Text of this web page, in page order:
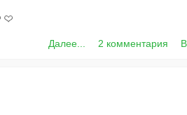
Далее... 2 комментария